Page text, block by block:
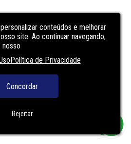
conteúdos e melhorar
site. Ao continuar navegando,
Política de Privacidade
Concordar
Rejeitar